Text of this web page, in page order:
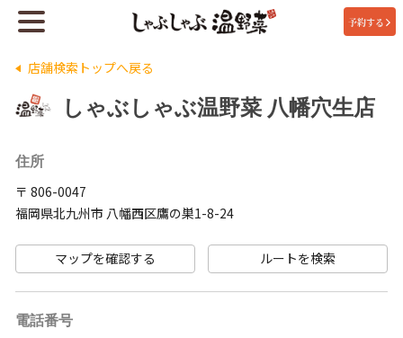
予約する
店舗検索トップへ戻る
しゃぶしゃぶ温野菜 八幡穴生店
住所
〒 806-0047
福岡県北九州市 八幡西区鷹の巣1-8-24
マップを確認する ルートを検索
電話番号